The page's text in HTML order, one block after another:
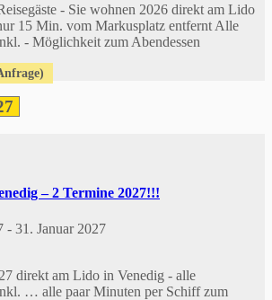
- Sie wohnen 2026 direkt am Lido
15 Min. vom Markusplatz entfernt Alle
- Möglichkeit zum Abendessen
– 2 Termine 2027!!!
- 31. Januar 2027
direkt am Lido in Venedig - alle
… alle paar Minuten per Schiff zum